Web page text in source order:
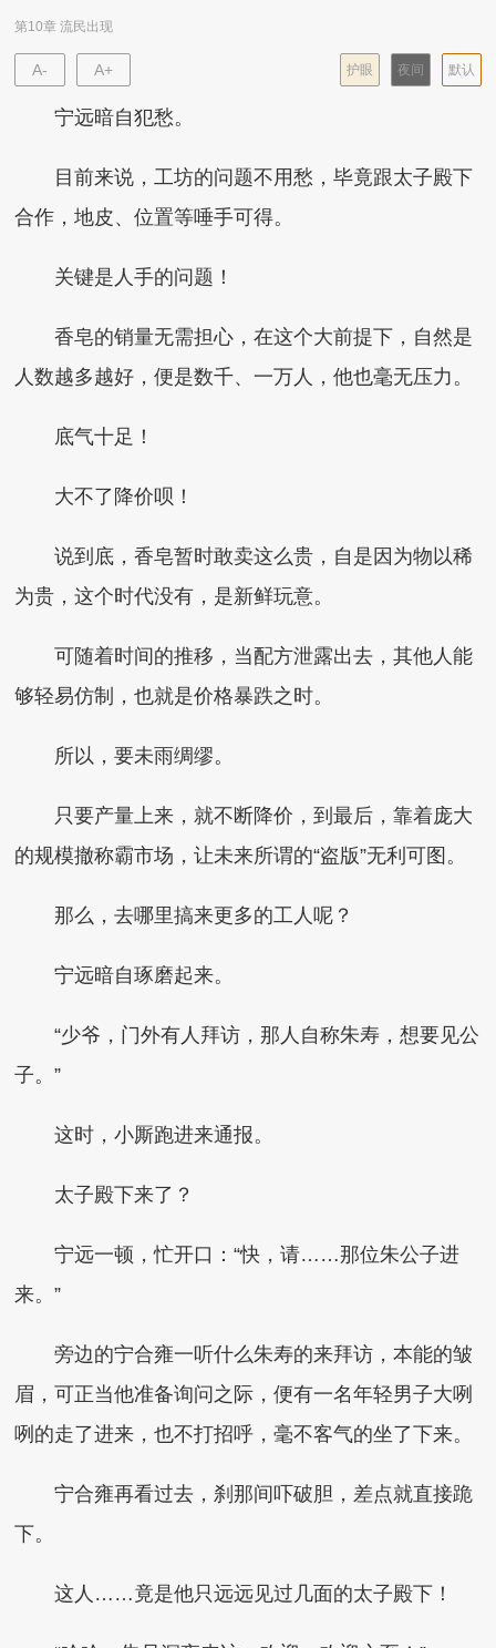
第10章 流民出现
A- A+ 默认
夜间
护眼
宁远暗自犯愁。
目前来说，工坊的问题不用愁，毕竟跟太子殿下
合作，地皮、位置等唾手可得。
关键是人手的问题！
香皂的销量无需担心，在这个大前提下，自然是
人数越多越好，便是数千、一万人，他也毫无压力。
底气十足！
大不了降价呗！
说到底，香皂暂时敢卖这么贵，自是因为物以稀
为贵，这个时代没有，是新鲜玩意。
可随着时间的推移，当配方泄露出去，其他人能
够轻易仿制，也就是价格暴跌之时。
所以，要未雨绸缪。
只要产量上来，就不断降价，到最后，靠着庞大
的规模撤称霸市场，让未来所谓的“盗版”无利可图。
那么，去哪里搞来更多的工人呢？
宁远暗自琢磨起来。
“少爷，门外有人拜访，那人自称朱寿，想要见公
子。”
这时，小厮跑进来通报。
太子殿下来了？
宁远一顿，忙开口：“快，请……那位朱公子进
来。”
旁边的宁合雍一听什么朱寿的来拜访，本能的皱
眉，可正当他准备询问之际，便有一名年轻男子大咧
咧的走了进来，也不打招呼，毫不客气的坐了下来。
宁合雍再看过去，刹那间吓破胆，差点就直接跪
下。
这人……竟是他只远远见过几面的太子殿下！